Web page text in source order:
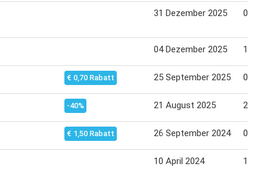
31 Dezember 2025 08
04 Dezember 2025 10
€ 0,70 Rabatt 25 September 2025 01
-40% 21 August 2025 27
€ 1,50 Rabatt 26 September 2024 03
10 April 2024 17